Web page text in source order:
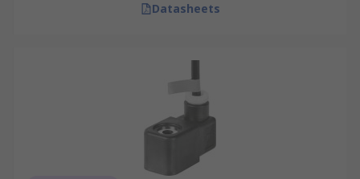
Datasheets